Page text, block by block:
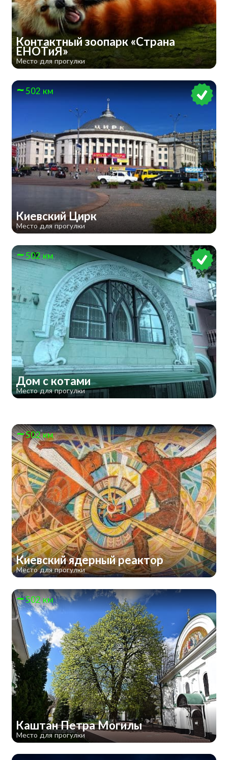
Контактный зоопарк «Страна
ЕНОТиЯ»
Место для прогулки
502 км
​Киевский Цирк
Место для прогулки
502 км
Дом с котами
Место для прогулки
502 км
Киевский ядерный реактор
Место для прогулки
502 км
Каштан Петра Могилы
Место для прогулки